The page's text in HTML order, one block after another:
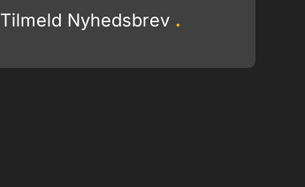
Tilmeld Nyhedsbrev .